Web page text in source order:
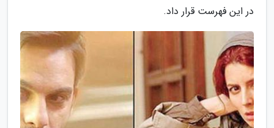
در این فهرست قرار داد.